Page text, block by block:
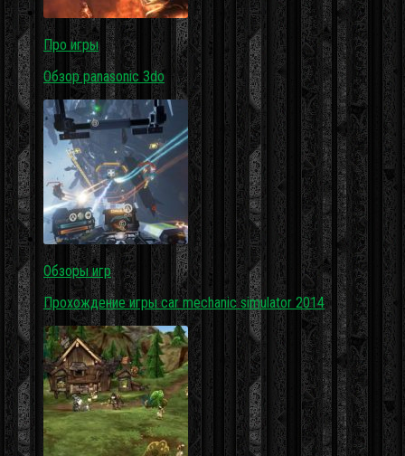
Про игры
Обзор panasonic 3do
Обзоры игр
Прохождение игры car mechanic simulator 2014